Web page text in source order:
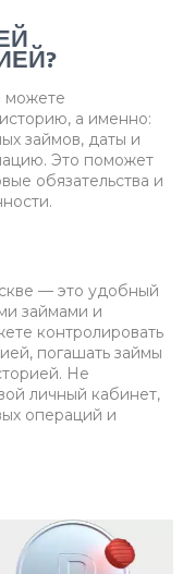
можете
а именно:
займов, даты и
Это поможет
обязательства и
— это удобный
займами и
контролировать
погашать займы
Не
личный кабинет,
операций и